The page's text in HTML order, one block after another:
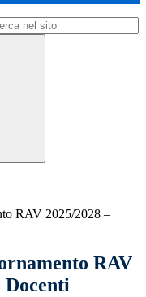
RAV 2025/2028 –
RAV
Docenti